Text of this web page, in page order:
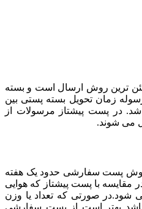
ترین روش ارسال است و بسته
زمان تحویل بسته پستی بین
باشد. در پست پیشتاز مرسولات از
می شوند.
پست سفارشی حدود یک هفته
با پست پیشتاز که هوایی
شود.در صورتی که تعداد یا وزن
بهتر است از پست سفارشی